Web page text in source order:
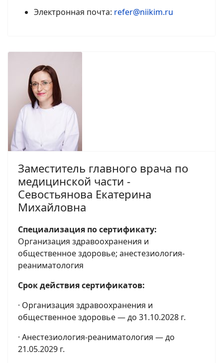
Электронная почта: refer@niikim.ru
Заместитель главного врача по
медицинской части -
Севостьянова Екатерина
Михайловна
Специализация по сертификату:
Организация здравоохранения и
общественное здоровье; анестезиология-
реаниматология
Срок действия сертификатов:
· Организация здравоохранения и
общественное здоровье — до 31.10.2028 г.
· Анестезиология-реаниматология — до
21.05.2029 г.